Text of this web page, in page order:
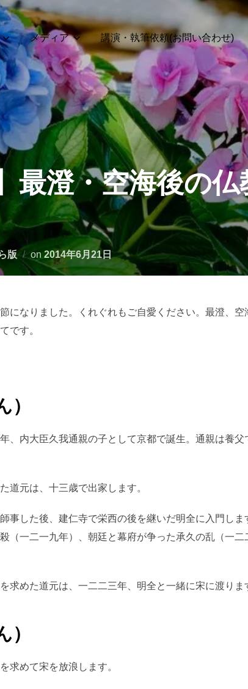
メディア 講演・執筆依頼(お問い合わせ)
最澄・空海後の
版 on 投
稿
2014年6月21日
になりました。くれぐれもご自愛ください。最澄、
です。
、内大臣久我通親の子として京都で誕生。通親は養
道元は、十三歳で出家します。
事した後、建仁寺で栄西の後を継いだ明全に入門しま
（一二一九年）、朝廷と幕府が争った承久の乱（一
求めた道元は、一二二三年、明全と一緒に宋に渡りま
求めて宋を放浪します。